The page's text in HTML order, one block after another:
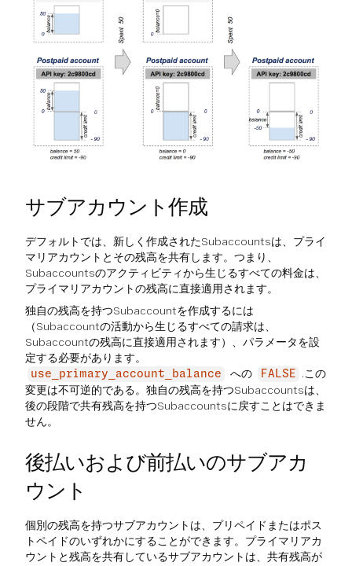
サブアカウント作成
デフォルトでは、新しく作成されたSubaccountsは、プライ
マリアカウントとその残高を共有します。つまり、
Subaccountsのアクティビティから生じるすべての料金は、
プライマリアカウントの残高に直接適用されます。
独自の残高を持つSubaccountを作成するには
（Subaccountの活動から生じるすべての請求は、
Subaccountの残高に直接適用されます）、パラメータを設
定する必要があります。
use_primary_account_balance への FALSE
.この
変更は不可逆的である。独自の残高を持つSubaccountsは、
後の段階で共有残高を持つSubaccountsに戻すことはできま
せん。
後払いおよび前払いのサブアカ
ウント
個別の残高を持つサブアカウントは、プリペイドまたはポス
トペイドのいずれかにすることができます。プライマリアカ
ウントと残高を共有しているサブアカウントは、共有残高が